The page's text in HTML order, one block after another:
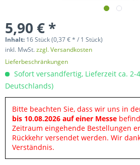
5,90 € *
Inhalt: 16 Stück (0,37 € * / 1 Stück)
inkl. MwSt.zzgl. Versandkosten
Lieferbeschränkungen
Sofort versandfertig, Lieferzeit ca. 2-
Deutschlands)
Bitte beachten Sie, dass wir uns in
bis 10.08.2026 auf einer Messe
Zeitraum eingehende Bestellungen
Rückkehr versendet werden. Wir
Verständnis.